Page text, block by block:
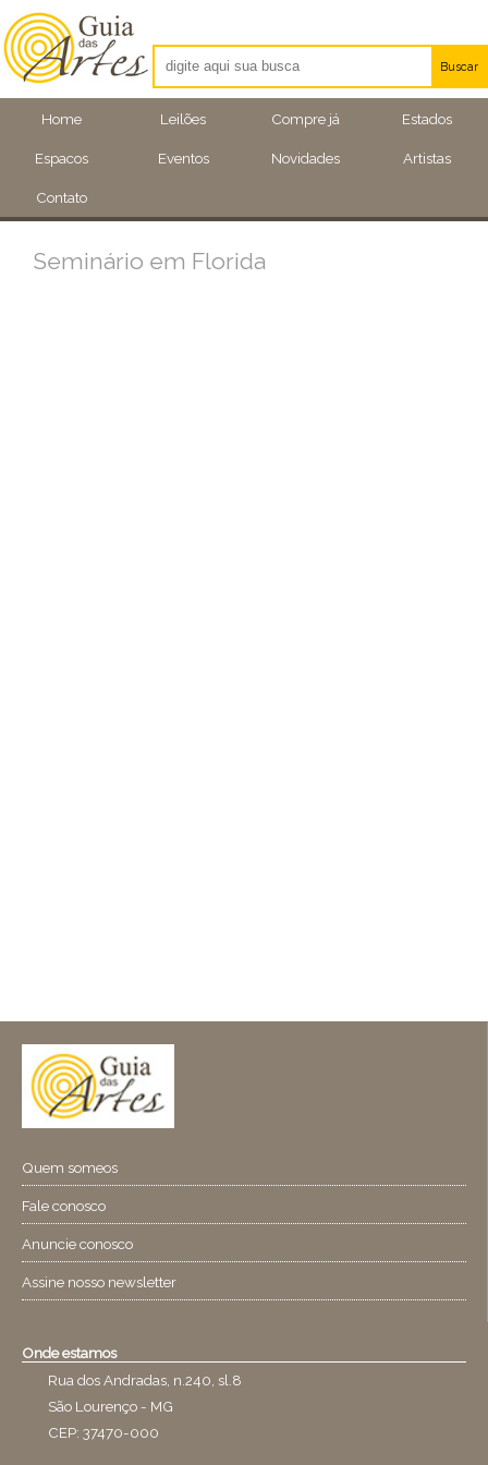
Home Leilões Compre já Estados
Espacos Eventos Novidades Artistas
Contato
Buscar
Artistas
Eventos
Seminário em Florida
Quem someos
Fale conosco
Anuncie conosco
Assine nosso newsletter
Onde estamos
Rua dos Andradas, n.240, sl.8
São Lourenço - MG
CEP: 37470-000